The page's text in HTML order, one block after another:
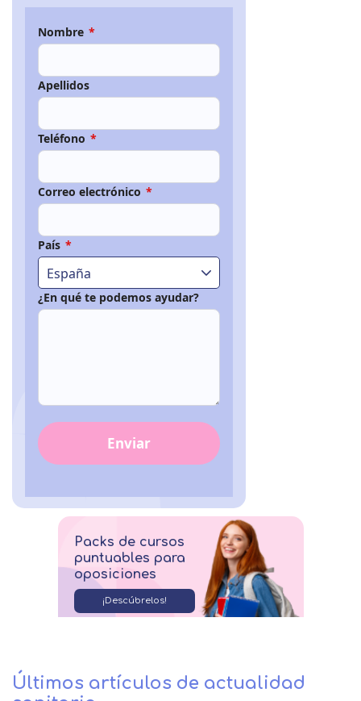
Nombre *
Apellidos
Teléfono *
Correo electrónico *
País *
España
¿En qué te podemos ayudar?
Enviar
Packs de cursos
puntuables para
oposiciones
¡Descúbrelos!
Últimos artículos de actualidad